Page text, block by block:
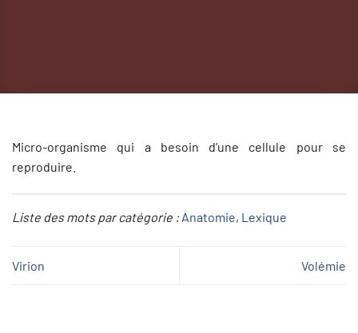
Micro-organisme qui a besoin d’une cellule pour se
reproduire.
Liste des mots par catégorie :Anatomie, Lexique
Virion Volémie